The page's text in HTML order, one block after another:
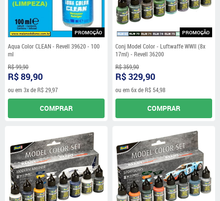
PROMOÇÃO
Aqua Color CLEAN - Revell 39620 - 100
ml
R$ 99,90
R$ 89,90
ou em3xdeR$ 29,97
COMPRAR
PROMOÇÃO
Conj Model Color - Luftwaffe WWII (8x
17ml) - Revell 36200
R$ 359,90
R$ 329,90
ou em6xdeR$ 54,98
COMPRAR